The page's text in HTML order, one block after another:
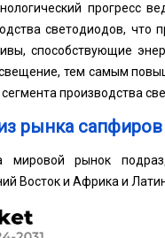
прогресс
светодиодов,
способствующие
тем самым
производства
рынка сапфиров
мировой рынок
Восток и Африка и